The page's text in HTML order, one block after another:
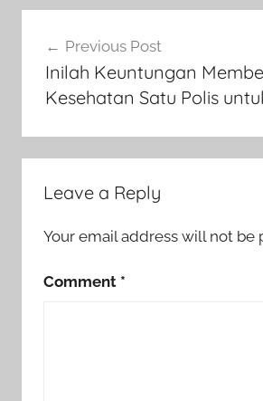
Previous Post
Inilah Keuntungan
Kesehatan Satu Polis
Leave a Reply
Your email address will not be
Comment *